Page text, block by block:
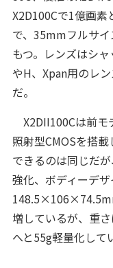
X2D100Cで1億画
で、35mmフルサ
もつ。レンズはシ
やH、Xpan用のレ
だ。
X2DII100Cは前モ
照射型CMOSを搭
できるのは同じだ
強化、ボディーデ
増しているが、重
へと55g軽量化して